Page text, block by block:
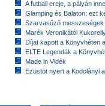
A futball ereje, a pályán
Glamping és Balaton: ezt
Szarvasűző messzeségek
Marék Veronikától
Díjat kapott a Könyvhéten
ELTE Legendák a
Made in Vidék
Ezüstöt nyert a Kodolányi